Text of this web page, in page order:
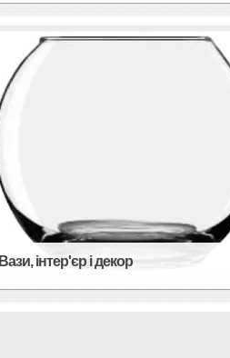
Вази, інтер'єр і декор